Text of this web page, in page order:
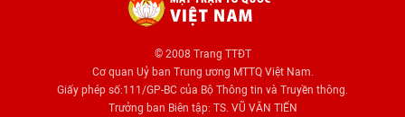
© 2008 Trang TTĐT
Cơ quan Uỷ ban Trung ương MTTQ Việt Nam.
Giấy phép số:111/GP-BC của Bộ Thông tin và Truyền thông.
Trưởng ban Biên tập: TS. VŨ VĂN TIẾN